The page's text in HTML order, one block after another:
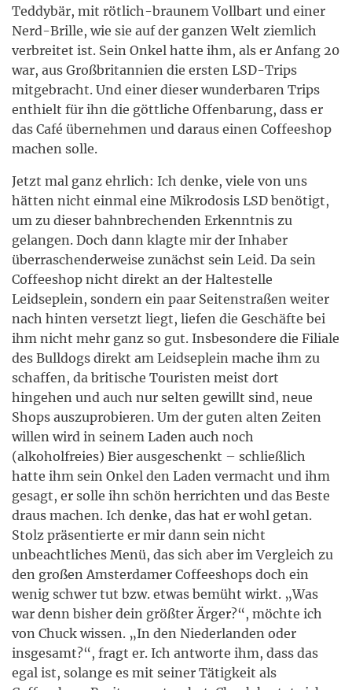
Teddybär, mit rötlich-braunem Vollbart und einer
Nerd-Brille, wie sie auf der ganzen Welt ziemlich
verbreitet ist. Sein Onkel hatte ihm, als er Anfang 20
war, aus Großbritannien die ersten LSD-Trips
mitgebracht. Und einer dieser wunderbaren Trips
enthielt für ihn die göttliche Offenbarung, dass er
das Café übernehmen und daraus einen Coffeeshop
machen solle.
Jetzt mal ganz ehrlich: Ich denke, viele von uns
hätten nicht einmal eine Mikrodosis LSD benötigt,
um zu dieser bahnbrechenden Erkenntnis zu
gelangen. Doch dann klagte mir der Inhaber
überraschenderweise zunächst sein Leid. Da sein
Coffeeshop nicht direkt an der Haltestelle
Leidseplein, sondern ein paar Seitenstraßen weiter
nach hinten versetzt liegt, liefen die Geschäfte bei
ihm nicht mehr ganz so gut. Insbesondere die Filiale
des Bulldogs direkt am Leidseplein mache ihm zu
schaffen, da britische Touristen meist dort
hingehen und auch nur selten gewillt sind, neue
Shops auszuprobieren. Um der guten alten Zeiten
willen wird in seinem Laden auch noch
(alkoholfreies) Bier ausgeschenkt – schließlich
hatte ihm sein Onkel den Laden vermacht und ihm
gesagt, er solle ihn schön herrichten und das Beste
draus machen. Ich denke, das hat er wohl getan.
Stolz präsentierte er mir dann sein nicht
unbeachtliches Menü, das sich aber im Vergleich zu
den großen Amsterdamer Coffeeshops doch ein
wenig schwer tut bzw. etwas bemüht wirkt. „Was
war denn bisher dein größter Ärger?“, möchte ich
von Chuck wissen. „In den Niederlanden oder
insgesamt?“, fragt er. Ich antworte ihm, dass das
egal ist, solange es mit seiner Tätigkeit als